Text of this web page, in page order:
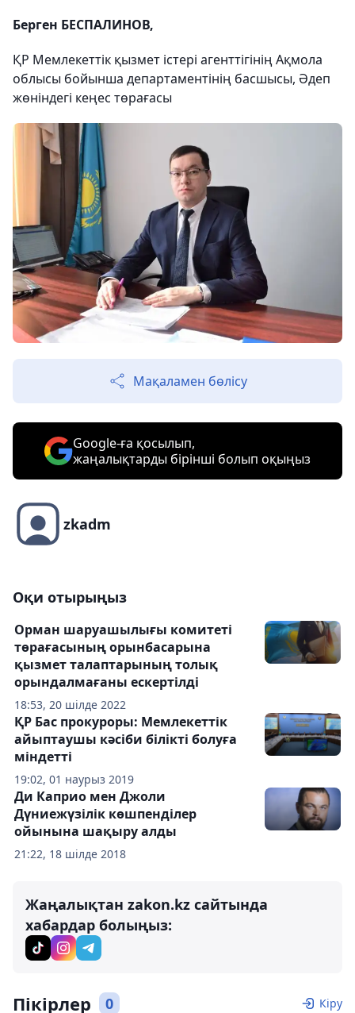
Берген БЕСПАЛИНОВ,
ҚР Мемлекеттік қызмет істері агенттігінің Ақмола
облысы бойынша департаментінің басшысы, Әдеп
жөніндегі кеңес төрағасы
Мақаламен бөлісу
Google-ға қосылып,
жаңалықтарды бірінші болып оқыңыз
zkadm
Оқи отырыңыз
18:53, 20 шілде 2022
Орман шаруашылығы комитеті
төрағасының орынбасарына
қызмет талаптарының толық
орындалмағаны ескертілді
19:02, 01 наурыз 2019
ҚР Бас прокуроры: Мемлекеттік
айыптаушы кәсіби білікті болуға
міндетті
21:22, 18 шілде 2018
Ди Каприо мен Джоли
Дүниежүзілік көшпенділер
ойынына шақыру алды
Жаңалықтан zakon.kz сайтында
хабардар болыңыз:
Пікірлер 0 Кіру